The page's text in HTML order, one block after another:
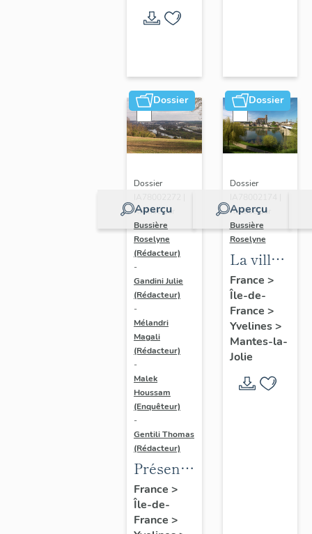
Dossier
Aperçu
Dossier
Réalisé par
Bussière
Roselyne
(Rédacteur)
-
Gandini Julie
(Rédacteur)
-
Mélandri
Magali
(Rédacteur)
-
Malek
Houssam
(Enquêteur)
-
Gentili Thomas
(Rédacteur)
Présentation
de
l'étude
France >
Île-de-
France >
Dossier
Aperçu
Dossier
Réalisé par
Bussière
Roselyne
La ville
de
Mantes-
la-Jolie
France >
Île-de-
France >
Yvelines>
Mantes-la-
Jolie